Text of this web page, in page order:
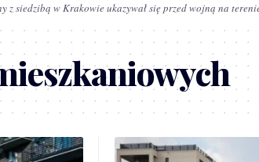
siedzibą w Krakowie ukazywał się przed wojną na